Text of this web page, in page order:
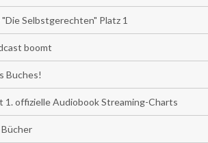
Selbstgerechten" Platz 1
boomt
Buches!
1. offizielle Audiobook Streaming-Charts